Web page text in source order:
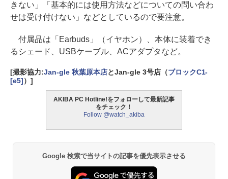
きない」「基本的には使用方法などについての問い合わ
せは受け付けない」などとしているので要注意。
付属品は「Earbuds」（イヤホン）、本体に装着でき
るシェード、USBケーブル、ACアダプタなど。
[撮影協力:Jan-gle 秋葉原本店とJan-gle 3号店（ブロックC1-
[e5]）]
AKIBA PC Hotline!をフォローして最新記事
をチェック！
Follow @watch_akiba
Google 検索で当サイトの記事を優先表示させる